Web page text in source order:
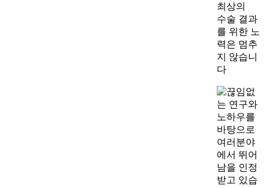
최상의
수술 결과
를 위한 노
력은 멈추
지 않습니
다